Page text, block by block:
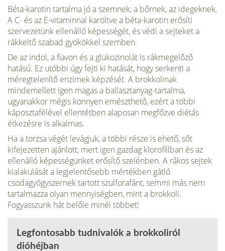
Béta-karotin tartalma jó a szemnek, a bőrnek, az idegeknek.
A C- és az E-vitaminnal karöltve a béta-ka­rotin erősíti
szervezetünk ellenálló képességét, és védi a sejteket a
rákkeltő szabad gyökökkel szemben.
De az indol, a fiavon és a glükozinolát is rákmegelőző
hatású. Ez utóbbi úgy fejti ki hatását, hogy serkenti a
méregtelenítő enzimek képzését. A brokkolinak
mindemellett igen ma­gas a ballasztanyag-tartalma,
ugyanakkor mégis könnyen emészthető, ezért a többi
káposztafélével ellentétben ala­posan megfőzve diétás
étkezésre is alkalmas.
Ha a torzsa végét levágjuk, a többi része is ehető, sőt
kifejezetten ajánlott, mert igen gazdag klorofillban és az
ellenálló ké­pességünket erősítő szelénben. A rákos sejtek
kialakulá­sát a legjelentősebb mértékben gátló
csodagyógyszernek tartott szulforafánt, semmi más nem
tartalmazza olyan mennyiségben, mint a brokkoli.
Fogyasszunk hát belőle minél többet!
Legfontosabb tudnivalók a brokkoliról
dióhéjban